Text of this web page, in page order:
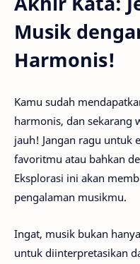
Musik
Harmonis!
Kamu sudah
harmonis, dan sekarang
jauh! Jangan ragu untuk
favoritmu atau bahkan
Eksplorasi ini akan
pengalaman musikmu.
Ingat, musik bukan
untuk diinterpretasikan